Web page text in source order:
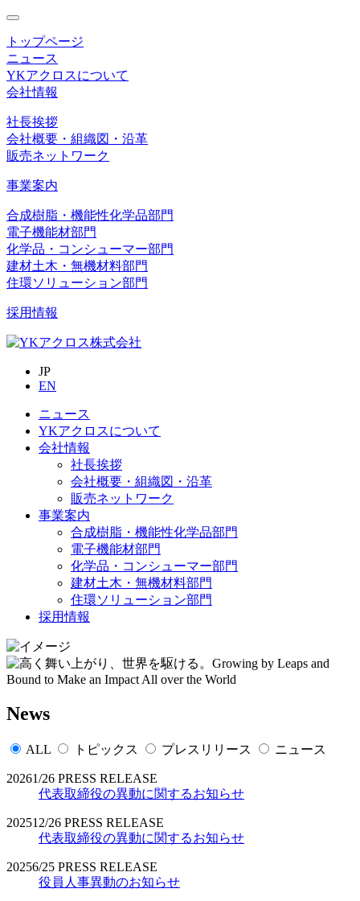
toggle
navigation
トップページ
ニュース
YKアクロスについて
会社情報
社長挨拶
会社概要・組織図・沿革
販売ネットワーク
事業案内
合成樹脂・機能性化学品部門
電子機能材部門
化学品・コンシューマー部門
建材土木・無機材料部門
住環ソリューション部門
採用情報
JP
EN
ニュース
YKアクロスについて
会社情報
社長挨拶
会社概要・組織図・沿革
販売ネットワーク
事業案内
合成樹脂・機能性化学品部門
電子機能材部門
化学品・コンシューマー部門
建材土木・無機材料部門
住環ソリューション部門
採用情報
News
ALL トピックス プレスリリース ニュース
20261/26 PRESS RELEASE
代表取締役の異動に関するお知らせ
202512/26 PRESS RELEASE
代表取締役の異動に関するお知らせ
20256/25 PRESS RELEASE
役員人事異動のお知らせ